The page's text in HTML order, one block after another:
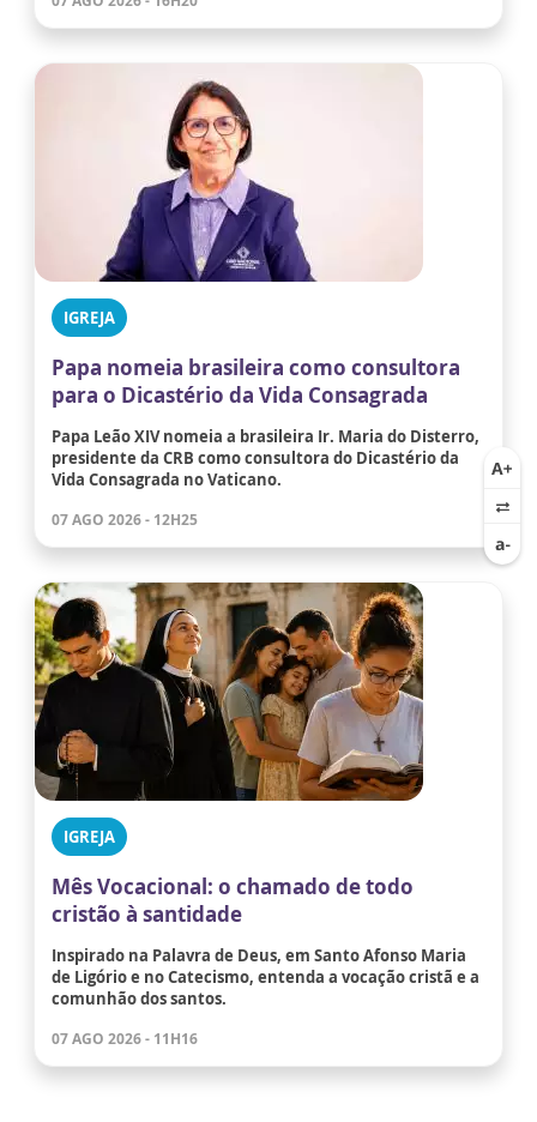
IGREJA
Papa nomeia brasileira como consultora
para o Dicastério da Vida Consagrada
Papa Leão XIV nomeia a brasileira Ir. Maria do Disterro,
presidente da CRB como consultora do Dicastério da
Vida Consagrada no Vaticano.
07 AGO 2026 - 12H25
IGREJA
Mês Vocacional: o chamado de todo
cristão à santidade
Inspirado na Palavra de Deus, em Santo Afonso Maria
de Ligório e no Catecismo, entenda a vocação cristã e a
comunhão dos santos.
07 AGO 2026 - 11H16